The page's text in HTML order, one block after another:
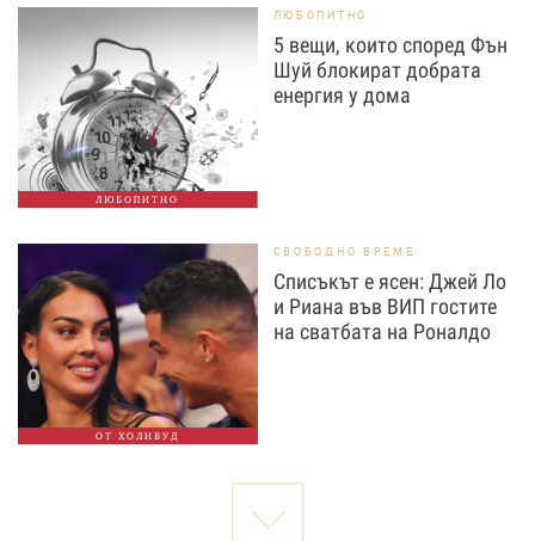
ЛЮБОПИТНО
ЛЮБОПИТНО
5 вещи, които според Фън
Шуй блокират добрата
енергия у дома
ОТ ХОЛИВУД
СВОБОДНО ВРЕМЕ
Списъкът е ясен: Джей Ло
и Риана във ВИП гостите
на сватбата на Роналдо